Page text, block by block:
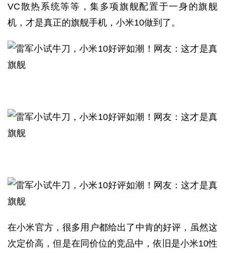
VC散热系统等等，集多项旗舰配置于一身的旗舰
机，才是真正的旗舰手机，小米10做到了。
在小米官方，很多用户都给出了中肯的好评，虽然这
次定价高，但是在同价位的竞品中，依旧是小米10性